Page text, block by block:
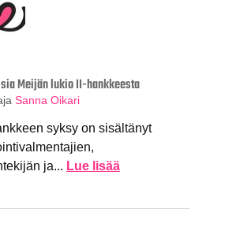
Meijän lukio II-hankkeesta
Sanna Oikari
syksy on sisältänyt
ja... Lue lisää